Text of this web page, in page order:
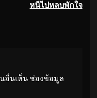
หนีไปหลบพักใจ
อื่นเห็น ช่องข้อมูล